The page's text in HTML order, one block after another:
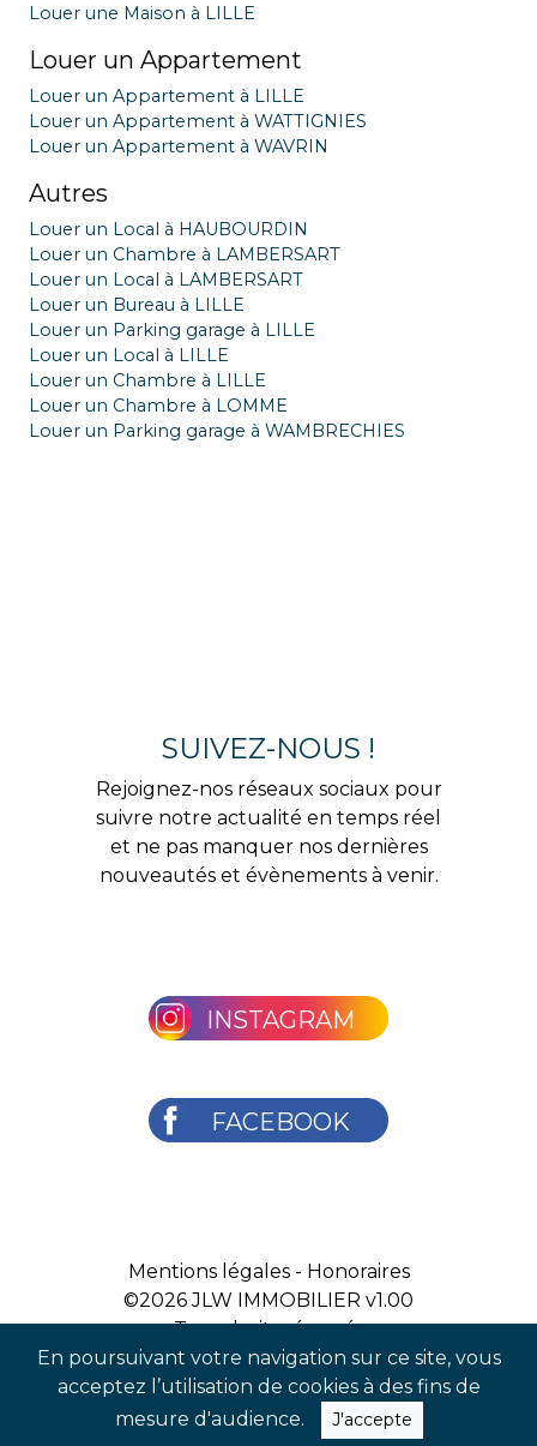
En poursuivant votre navigation sur ce site, vous
acceptez l’utilisation de cookies à des fins de
mesure d'audience.
J'accepte
Louer une Maison à LILLE
Louer un Appartement
Louer un Appartement à LILLE
Louer un Appartement à WATTIGNIES
Louer un Appartement à WAVRIN
Autres
Louer un Local à HAUBOURDIN
Louer un Chambre à LAMBERSART
Louer un Local à LAMBERSART
Louer un Bureau à LILLE
Louer un Parking garage à LILLE
Louer un Local à LILLE
Louer un Chambre à LILLE
Louer un Chambre à LOMME
Louer un Parking garage à WAMBRECHIES
SUIVEZ-NOUS !
Rejoignez-nos réseaux sociaux pour
suivre notre actualité en temps réel
et ne pas manquer nos dernières
nouveautés et évènements à venir.
INSTAGRAM
FACEBOOK
Mentions légales- Honoraires
©2026JLW IMMOBILIER v1.00
Tous droits réservés